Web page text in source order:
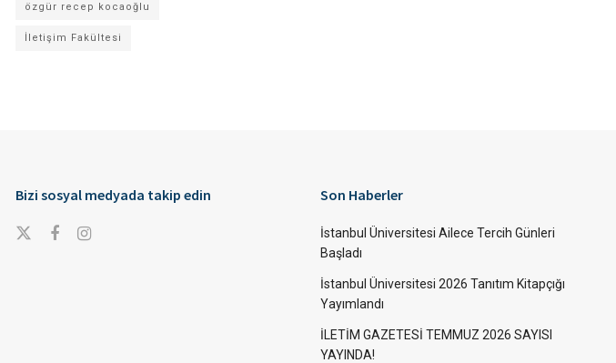
özgür recep kocaoğlu
İletişim Fakültesi
Bizi sosyal medyada takip edin Son Haberler
İstanbul Üniversitesi Ailece Tercih Günleri
Başladı
İstanbul Üniversitesi 2026 Tanıtım Kitapçığı
Yayımlandı
İLETİM GAZETESİ TEMMUZ 2026 SAYISI
YAYINDA!